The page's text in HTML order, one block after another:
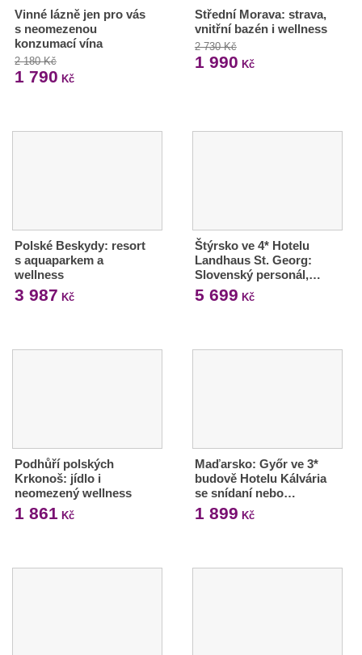
Vinné lázně jen pro vás
s neomezenou
konzumací vína
2 180 Kč
1 790 Kč
Střední Morava: strava,
vnitřní bazén i wellness
2 730 Kč
1 990 Kč
Polské Beskydy: resort
s aquaparkem a
wellness
3 987 Kč
Štýrsko ve 4* Hotelu
Landhaus St. Georg:
Slovenský personál,…
5 699 Kč
Podhůří polských
Krkonoš: jídlo i
neomezený wellness
1 861 Kč
Maďarsko: Győr ve 3*
budově Hotelu Kálvária
se snídaní nebo…
1 899 Kč